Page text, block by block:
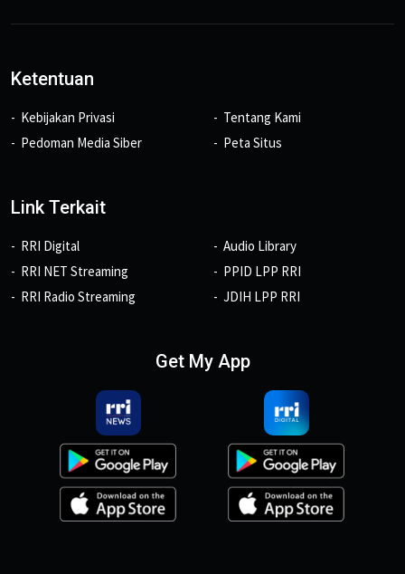
Ketentuan
Kebijakan Privasi
Pedoman Media Siber
Tentang Kami
Peta Situs
Link Terkait
RRI Digital
RRI NET Streaming
RRI Radio Streaming
Audio Library
PPID LPP RRI
JDIH LPP RRI
Get My App